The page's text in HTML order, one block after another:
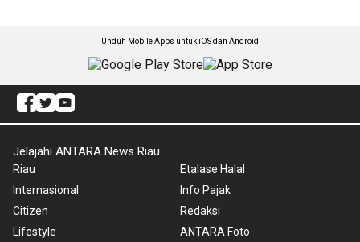
Unduh Mobile Apps untuk iOS dan Android
Jelajahi ANTARA News Riau
Riau
Internasional
Citizen
Lifestyle
Etalase Halal
Info Pajak
Redaksi
ANTARA Foto